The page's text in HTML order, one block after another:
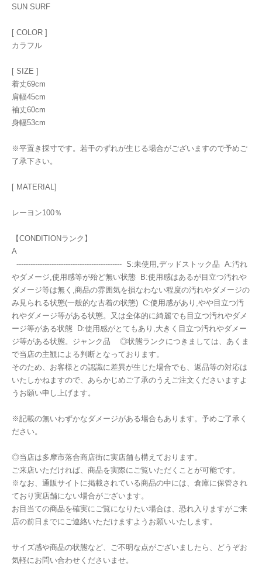
SUN SURF
[ COLOR ]
カラフル
[ SIZE ]
着丈69cm
肩幅45cm
袖丈60cm
身幅53cm
※平置き採寸です。若干のずれが生じる場合がございますので予めご
了承下さい。
[ MATERIAL]
レーヨン100％
【CONDITIONランク】
A
--------------------------------------------- S:未使用,デッドストック品 A:汚れ
やダメージ,使用感等が殆ど無い状態 B:使用感はあるが目立つ汚れや
ダメージ等は無く,商品の雰囲気を損なわない程度の汚れやダメージの
み見られる状態(一般的な古着の状態) C:使用感があり,やや目立つ汚
れやダメージ等がある状態。又は全体的に綺麗でも目立つ汚れやダメ
ージ等がある状態 D:使用感がとてもあり,大きく目立つ汚れやダメー
ジ等がある状態。ジャンク品 ◎状態ランクにつきましては、あくま
で当店の主観による判断となっております。
そのため、お客様との認識に差異が生じた場合でも、返品等の対応は
いたしかねますので、あらかじめご了承のうえご注文くださいますよ
うお願い申し上げます。
※記載の無いわずかなダメージがある場合もあります。予めご了承く
ださい。
◎当店は多摩市落合商店街に実店舗も構えております。
ご来店いただければ、商品を実際にご覧いただくことが可能です。
※なお、通販サイトに掲載されている商品の中には、倉庫に保管され
ており実店舗にない場合がございます。
お目当ての商品を確実にご覧になりたい場合は、恐れ入りますがご来
店の前日までにご連絡いただけますようお願いいたします。
サイズ感や商品の状態など、ご不明な点がございましたら、どうぞお
気軽にお問い合わせくださいませ。